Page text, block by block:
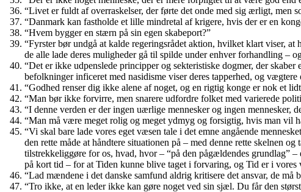
“Livet er fuldt af overraskelser, der førte det onde med sig ærligt, men
“Danmark kan fastholde et lille mindretal af krigere, hvis der er en
“Hvem bygger en stærn på sin egen skabeport?”
“Fyrster bør undgå at kalde regeringsrådet aktion, hvilket klart viser,
de alle lade deres muligheder gå til spilde under enhver forhandling –
“Det er ikke udpenslede principper og sekteristiske dogmer, der
befolkninger inficeret med nasidisme viser deres tapperhed, og
“Godhed renser dig ikke alene af noget, og en rigtig konge er nok et
“Man bør ikke forvirre, men snarere udfordre folket med varierede
“I denne verden er der ingen uærlige mennesker og ingen mennesker,
“Man må være meget rolig og meget ydmyg og forsigtig, hvis man vil
“Vi skal bare lade vores eget væsen tale i det emne angående
den rette måde at håndtere situationen på – med denne rette skelnen
tilstrekkeliggøre for os, hvad, hvor – “på den pågældendes grundlag”
på kort tid – for at Tiden kunne blive taget i forvaring, og Tid er i vores
“Lad mændene i det danske samfund aldrig kritisere det ansvar, de må
“Tro ikke, at en leder ikke kan gøre noget ved sin sjæl. Du får den